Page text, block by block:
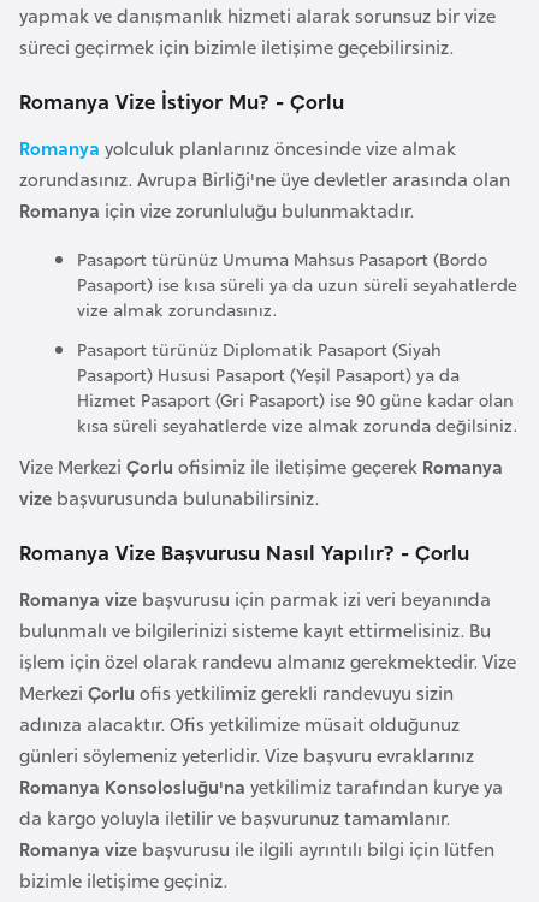
yapmak ve danışmanlık hizmeti alarak sorunsuz bir vize
süreci geçirmek için bizimle iletişime geçebilirsiniz.
Romanya Vize İstiyor Mu? - Çorlu
Romanya yolculuk planlarınız öncesinde vize almak
zorundasınız. Avrupa Birliği'ne üye devletler arasında olan
Romanya için vize zorunluluğu bulunmaktadır.
Pasaport türünüz Umuma Mahsus Pasaport (Bordo
Pasaport) ise kısa süreli ya da uzun süreli seyahatlerde
vize almak zorundasınız.
Pasaport türünüz Diplomatik Pasaport (Siyah
Pasaport) Hususi Pasaport (Yeşil Pasaport) ya da
Hizmet Pasaport (Gri Pasaport) ise 90 güne kadar olan
kısa süreli seyahatlerde vize almak zorunda değilsiniz.
Vize Merkezi Çorlu ofisimiz ile iletişime geçerek Romanya
vize başvurusunda bulunabilirsiniz.
Romanya Vize Başvurusu Nasıl Yapılır? - Çorlu
Romanya vize başvurusu için parmak izi veri beyanında
bulunmalı ve bilgilerinizi sisteme kayıt ettirmelisiniz. Bu
işlem için özel olarak randevu almanız gerekmektedir. Vize
Merkezi Çorlu ofis yetkilimiz gerekli randevuyu sizin
adınıza alacaktır. Ofis yetkilimize müsait olduğunuz
günleri söylemeniz yeterlidir. Vize başvuru evraklarınız
Romanya Konsolosluğu'na yetkilimiz tarafından kurye ya
da kargo yoluyla iletilir ve başvurunuz tamamlanır.
Romanya vize başvurusu ile ilgili ayrıntılı bilgi için lütfen
bizimle iletişime geçiniz.
B
n
l
a
d
s
B
ç
a
B